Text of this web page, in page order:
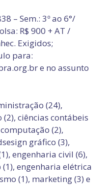
– Sem.: 3º ao 6°/
R$ 900 + AT /
Exigidos;
para:
e no assunto
(24),
ciências contábeis
(2),
gráfico (3),
engenharia civil (6),
engenharia elétrica
(1), marketing (3) e